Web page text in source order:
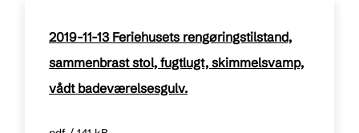
2019-11-13 Feriehusets rengøringstilstand,
sammenbrast stol, fugtlugt, skimmelsvamp,
vådt badeværelsesgulv.